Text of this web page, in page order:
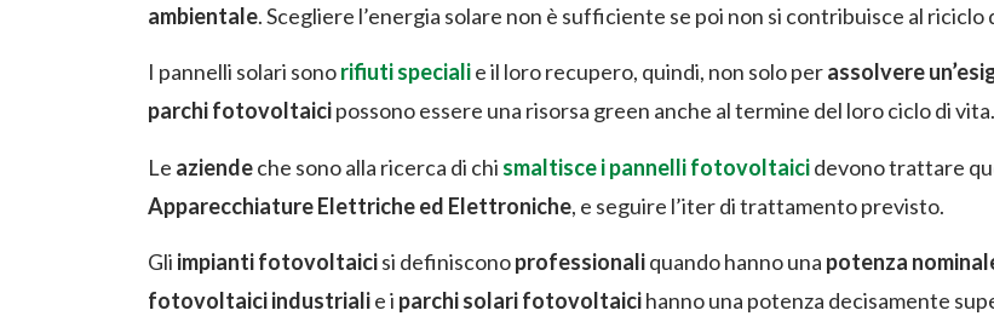
ambientale. Scegliere l’energia solare non è sufficiente se poi non si contribuisce al
I pannelli solari sonorifiuti specialie il loro recupero, quindi, non solo perassolvere
parchi fotovoltaicipossono essere una risorsa green anche al termine del loro ciclo di vita.
Le aziendeche sono alla ricerca di chi smaltisce i pannelli fotovoltaicidevono trattare
Apparecchiature Elettriche ed Elettroniche, e seguire l’iter di trattamento previsto.
Gli impianti fotovoltaicisi definisconoprofessionaliquando hanno una potenza
fotovoltaici industrialie i parchi solari fotovoltaicihanno una potenza decisamente